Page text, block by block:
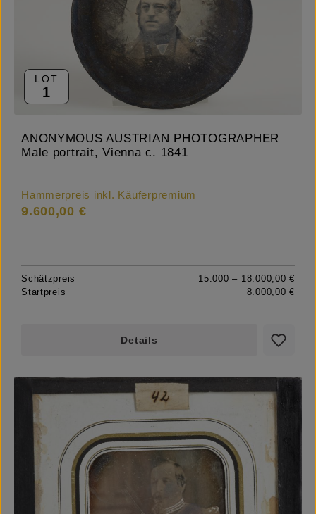
LOT
1
ANONYMOUS AUSTRIAN PHOTOGRAPHER
Male portrait, Vienna c. 1841
Hammerpreis inkl. Käuferpremium
9.600,00 €
Schätzpreis
15.000 – 18.000,00 €
Startpreis
8.000,00 €
Details